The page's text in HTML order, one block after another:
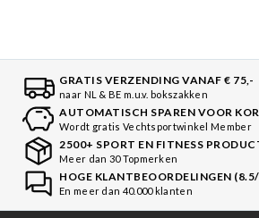
GRATIS VERZENDING VANAF € 75,-
naar NL & BE m.u.v. bokszakken
AUTOMATISCH SPAREN VOOR
Wordt gratis Vechtsportwinkel Member
2500+ SPORT EN FITNESS
Meer dan 30 Topmerken
HOGE KLANTBEOORDELINGEN
En meer dan 40.000 klanten